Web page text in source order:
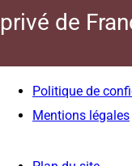
privé de
Politique de
Mentions légales